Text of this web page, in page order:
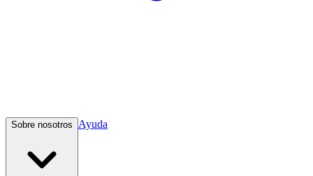
Sobre nosotros Ayuda